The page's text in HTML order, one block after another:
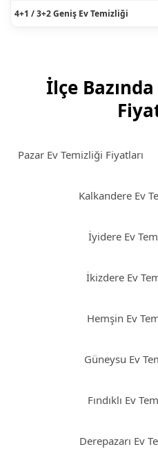
4+1 / 3+2 Geniş Ev Temizliği
İlçe
Pazar Ev Temizliği Fiyatları
Kalkandere Ev
İyidere Ev
İkizdere Ev
Hemşin Ev
Güneysu Ev
Fındıklı Ev
Derepazarı Ev